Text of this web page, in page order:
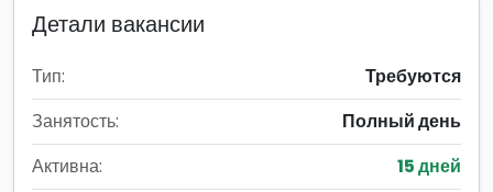
Детали вакансии
Тип:
Требуются
Занятость:
Полный день
Активна:
15 дней